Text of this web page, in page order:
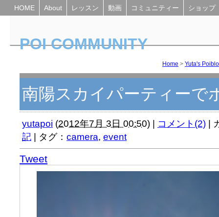
HOME About レッスン 動画 コミュニティー ショップ
POI COMMUNITY
Home > Yuta's
南陽スカイパーティーで
yutapoi (2012年7月 3日 00:50) | コメント(2) |
記 | タグ： camera, event
Tweet